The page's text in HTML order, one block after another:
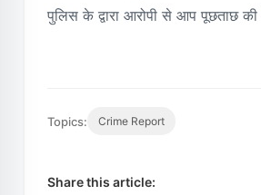
पुलिस के द्वारा आरोपी से आप पूछताछ की
Topics: Crime Report
Share this article: